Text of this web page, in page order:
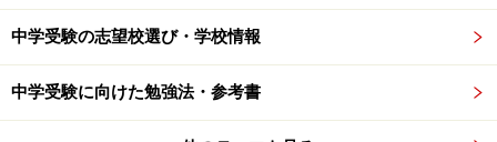
中学受験の志望校選び・学校情報
中学受験に向けた勉強法・参考書